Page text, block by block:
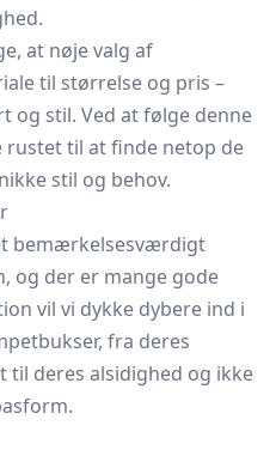
at nøje valg af
til størrelse og pris –
og stil. Ved at følge denne
rustet til at finde netop de
stil og behov.
bemærkelsesværdigt
og der er mange gode
vil vi dykke dybere ind i
fra deres
deres alsidighed og ikke